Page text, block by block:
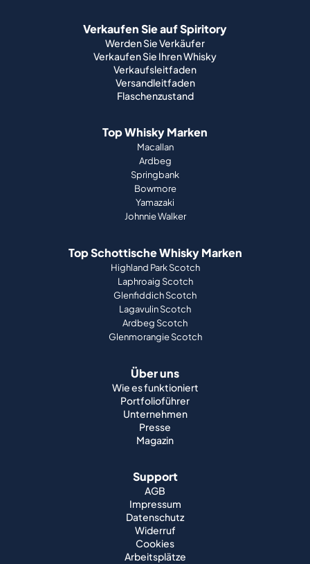
Verkaufen Sie auf Spiritory
Werden Sie Verkäufer
Verkaufen Sie Ihren Whisky
Verkaufsleitfaden
Versandleitfaden
Flaschenzustand
Top Whisky Marken
Macallan
Ardbeg
Springbank
Bowmore
Yamazaki
Johnnie Walker
Top Schottische Whisky Marken
Highland Park Scotch
Laphroaig Scotch
Glenfiddich Scotch
Lagavulin Scotch
Ardbeg Scotch
Glenmorangie Scotch
Über uns
Wie es funktioniert
Portfolioführer
Unternehmen
Presse
Magazin
Support
AGB
Impressum
Datenschutz
Widerruf
Cookies
Arbeitsplätze